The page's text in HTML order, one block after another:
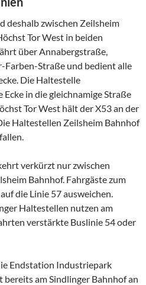
deshalb zwischen Zeilsheim
Tor West in beiden
über Annabergstraße,
Farben-Straße und bedient alle
Die Haltestelle
in die gleichnamige Straße
Tor West hält der X53 an der
Haltestellen Zeilsheim Bahnhof
verkürzt nur zwischen
Bahnhof. Fahrgäste zum
die Linie 57 ausweichen.
Haltestellen nutzen am
verstärkte Buslinie 54 oder
Endstation Industriepark
bereits am Sindlinger Bahnhof an